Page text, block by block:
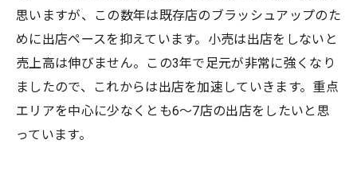
思いますが、この数年は既存店のブラッシュアップのた
めに出店ペースを抑えています。小売は出店をしないと
売上高は伸びません。この3年で足元が非常に強くなり
ましたので、これからは出店を加速していきます。重点
エリアを中心に少なくとも6～7店の出店をしたいと思
っています。